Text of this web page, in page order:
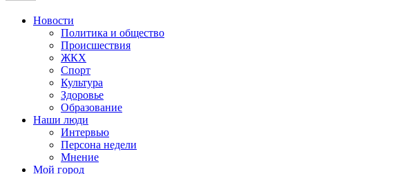
Новости
Политика и общество
Происшествия
ЖКХ
Спорт
Культура
Здоровье
Образование
Наши люди
Интервью
Персона недели
Мнение
Мой город